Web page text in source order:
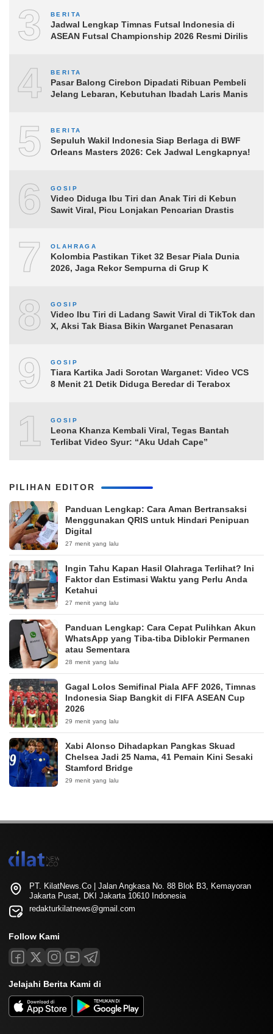
3 BERITA
Jadwal Lengkap Timnas Futsal Indonesia di
ASEAN Futsal Championship 2026 Resmi Dirilis
4 BERITA
Pasar Balong Cirebon Dipadati Ribuan Pembeli
Jelang Lebaran, Kebutuhan Ibadah Laris Manis
5 BERITA
Sepuluh Wakil Indonesia Siap Berlaga di BWF
Orleans Masters 2026: Cek Jadwal Lengkapnya!
6 GOSIP
Video Diduga Ibu Tiri dan Anak Tiri di Kebun
Sawit Viral, Picu Lonjakan Pencarian Drastis
7 OLAHRAGA
Kolombia Pastikan Tiket 32 Besar Piala Dunia
2026, Jaga Rekor Sempurna di Grup K
8 GOSIP
Video Ibu Tiri di Ladang Sawit Viral di TikTok dan
X, Aksi Tak Biasa Bikin Warganet Penasaran
9 GOSIP
Tiara Kartika Jadi Sorotan Warganet: Video VCS
8 Menit 21 Detik Diduga Beredar di Terabox
10
GOSIP
Leona Khanza Kembali Viral, Tegas Bantah
Terlibat Video Syur: “Aku Udah Cape”
PILIHAN EDITOR
Panduan Lengkap: Cara Aman Bertransaksi
Menggunakan QRIS untuk Hindari Penipuan
Digital
27 menit yang lalu
Ingin Tahu Kapan Hasil Olahraga Terlihat? Ini
Faktor dan Estimasi Waktu yang Perlu Anda
Ketahui
27 menit yang lalu
Panduan Lengkap: Cara Cepat Pulihkan Akun
WhatsApp yang Tiba-tiba Diblokir Permanen
atau Sementara
28 menit yang lalu
Gagal Lolos Semifinal Piala AFF 2026, Timnas
Indonesia Siap Bangkit di FIFA ASEAN Cup
2026
29 menit yang lalu
Xabi Alonso Dihadapkan Pangkas Skuad
Chelsea Jadi 25 Nama, 41 Pemain Kini Sesaki
Stamford Bridge
29 menit yang lalu
PT. KilatNews.Co | Jalan Angkasa No. 88 Blok B3, Kemayoran
Jakarta Pusat, DKI Jakarta 10610 Indonesia
redakturkilatnews@gmail.com
Follow Kami
Jelajahi Berita Kami di